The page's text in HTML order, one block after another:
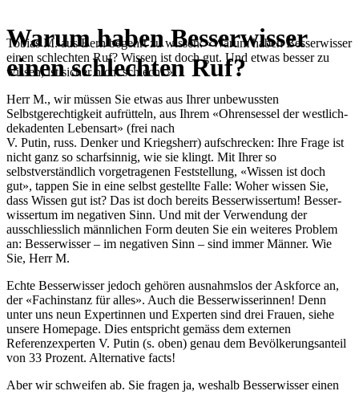
Warum haben Besserwisser
einen schlechten Ruf?
Tobias M. aus Bern begehrt zu wissen: «Warum haben Besserwisser
einen schlechten Ruf? Wissen ist doch gut. Und etwas besser zu
wissen, ist sicher nicht schlecht.»
Herr M., wir müssen Sie etwas aus Ihrer unbewussten
Selbstgerechtigkeit auf­rütteln, aus Ihrem «Ohrensessel der westlich-
dekadenten Lebensart» (frei nach
V. Putin, russ. Denker und Kriegsherr) aufschrecken: Ihre Frage ist
nicht ganz so scharfsinnig, wie sie klingt. Mit Ihrer so
selbstverständlich vorgetragenen Fest­stellung, «Wissen ist doch
gut», tappen Sie in eine selbst gestellte Falle: Woher wissen Sie,
dass Wissen gut ist? Das ist doch bereits Besserwissertum! Besser­
wissertum im negativen Sinn. Und mit der Verwendung der
ausschliesslich männlichen Form deuten Sie ein weiteres Problem
an: Besserwisser – im negativen Sinn – sind immer Männer. Wie
Sie, Herr M.
Echte Besserwisser jedoch gehören ausnahmslos der Askforce an,
der «Fachinstanz für alles». Auch die Besserwisserinnen! Denn
unter uns neun Expertinnen und Experten sind drei Frauen, siehe
unsere Homepage. Dies entspricht gemäss dem externen
Referenzexperten V. Putin (s. oben) genau dem Bevölkerungsanteil
von 33 Prozent. Alternative facts!
Aber wir schweifen ab. Sie fragen ja, weshalb Besserwisser einen